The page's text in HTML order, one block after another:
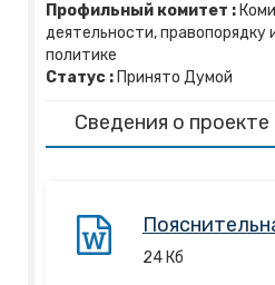
Профильный комитет :
деятельности, правопорядку
политике
Статус : Принято Думой
Сведения о проекте
24 Кб